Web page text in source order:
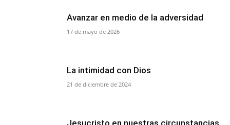
Avanzar en medio de la adversidad
17 de mayo de 2026
La intimidad con Dios
21 de diciembre de 2024
Jesucristo en nuestras circunstancias